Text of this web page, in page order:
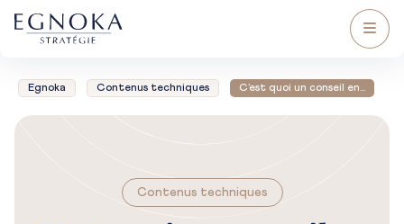
Egnoka Contenus techniques C’est quoi un conseil en…
Contenus techniques